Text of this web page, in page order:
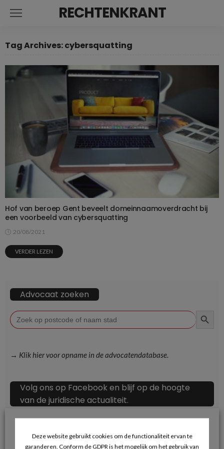
RECHTENKRANT
Tag Archives: cybersquatting
Hof van beroep Gent beveelt domeinnaamoverdracht bij
een voorbeeld van cybersquatting
20/08/2021
VERDER LEZEN
Advocaat zoeken
Zoek
naar:
→ Klik hier voor opname in de advocatendatabase.
Volg ons op Facebook en blijf op de hoogte
van de juridische actualiteit.
Deze website gebruikt cookies om de functionaliteit ervan te
garanderen. Conform de GDPR is het mogelijk om het gebruik van